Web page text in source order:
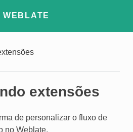
WEBLATE
extensões
de personalizar o fluxo de
no Weblate.